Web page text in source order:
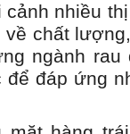
nhiều
chất
ngành
để đáp ứng